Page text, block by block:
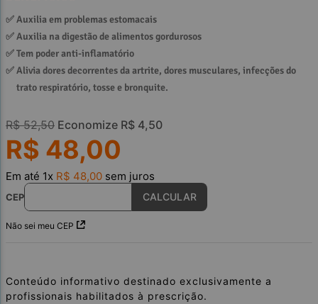
✅ Auxilia em problemas estomacais
✅ Auxilia na digestão de alimentos gordurosos
✅ Tem poder anti-inflamatório
✅ Alivia dores decorrentes da artrite, dores musculares, infecções do
trato respiratório, tosse e bronquite.
R$ 52,50 Economize R$ 4,50
R$ 48,00
Em até 1x R$ 48,00 sem juros
CEP
Não sei meu CEP
Conteúdo informativo destinado exclusivamente a
profissionais habilitados à prescrição.